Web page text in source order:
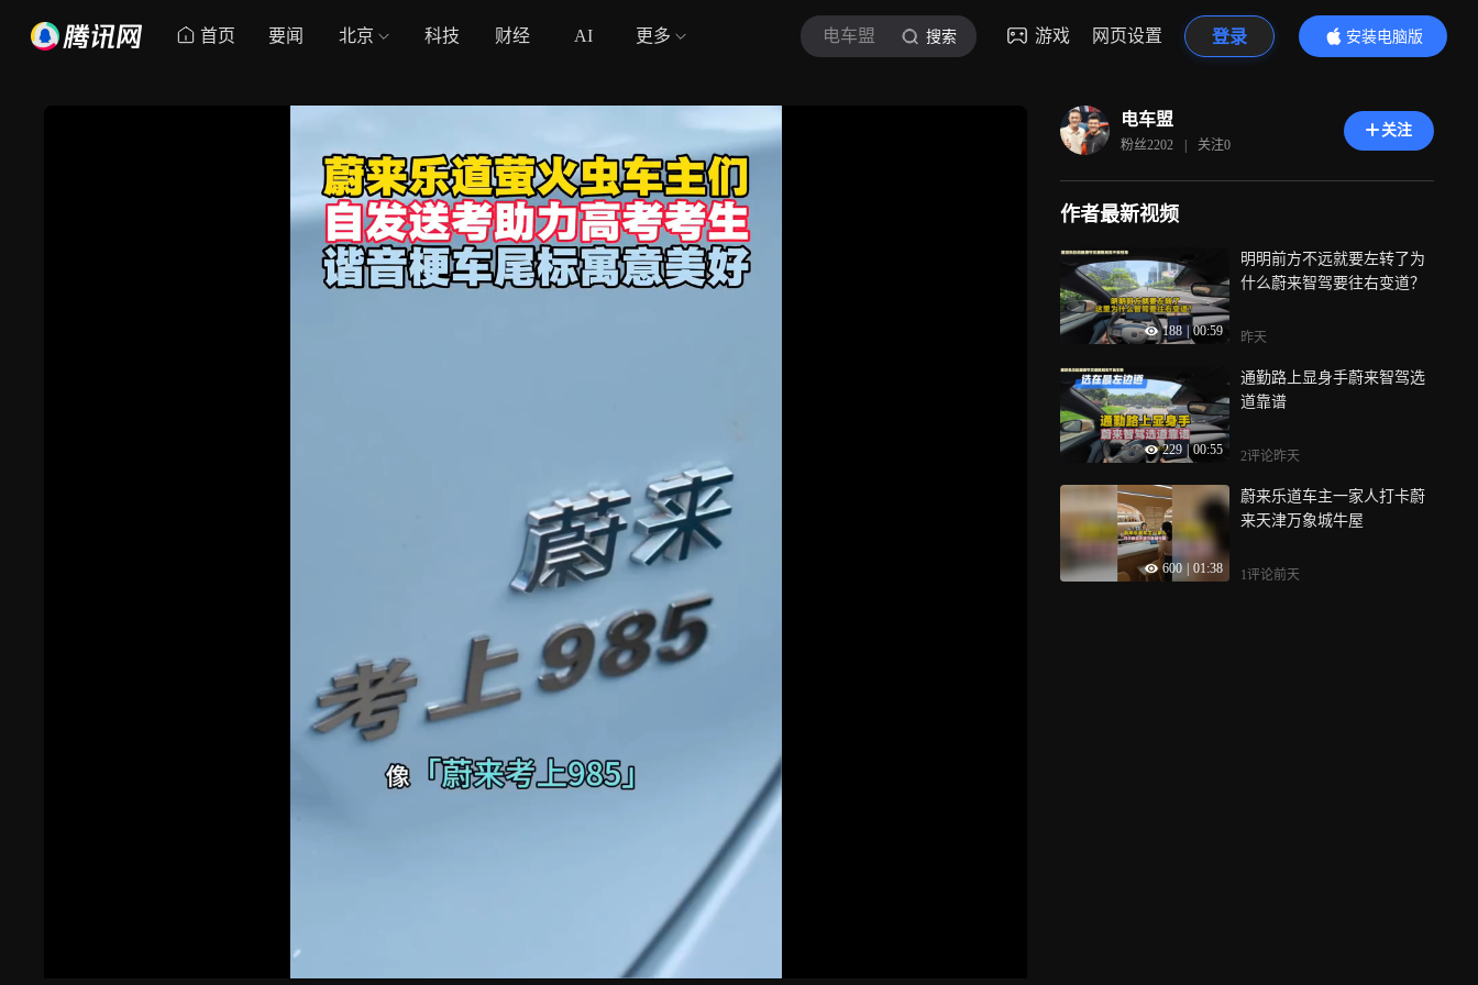
首页 要闻 北京 科技 财经 AI 更多 电车盟 搜索 游戏 网页设置 登录
安装电脑版
内容更精彩
电车盟
粉丝2202 | 关注0
关注
作者最新视频
188 00:59
明明前方不远就要左转了为
什么蔚来智驾要往右变道？
昨天
229 00:55
通勤路上显身手蔚来智驾选
道靠谱
2评论昨天
600 01:38
蔚来乐道车主一家人打卡蔚
来天津万象城牛屋
1评论前天